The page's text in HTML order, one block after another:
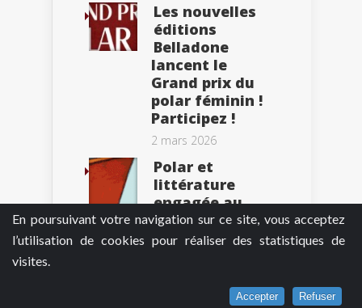
En poursuivant votre navigation sur ce site, vous acceptez
l’utilisation de cookies pour réaliser des statistiques de
visites.
Accepter Refuser
Les nouvelles
éditions
Belladone
lancent le
Grand prix du
polar féminin !
Participez !
2 mars 2026
Polar et
littérature
engagée au
Festival
Étonnants
Ne manquez